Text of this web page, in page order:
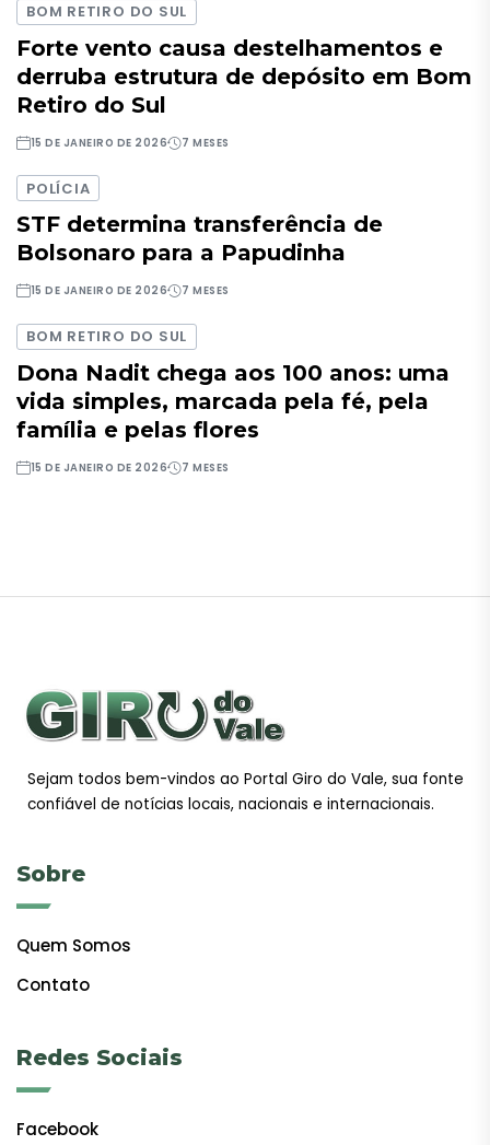
BOM RETIRO DO SUL
Forte vento causa destelhamentos e
derruba estrutura de depósito em Bom
Retiro do Sul
15 DE JANEIRO DE 2026 7 MESES
POLÍCIA
STF determina transferência de
Bolsonaro para a Papudinha
15 DE JANEIRO DE 2026 7 MESES
BOM RETIRO DO SUL
Dona Nadit chega aos 100 anos: uma
vida simples, marcada pela fé, pela
família e pelas flores
15 DE JANEIRO DE 2026 7 MESES
Sejam todos bem-vindos ao Portal Giro do Vale, sua fonte
confiável de notícias locais, nacionais e internacionais.
Sobre
Quem Somos
Contato
Redes Sociais
Facebook